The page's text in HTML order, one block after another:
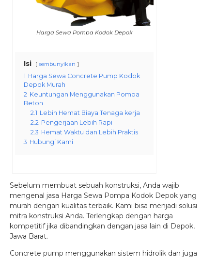
Harga Sewa Pompa Kodok Depok
Isi sembunyikan
1 Harga Sewa Concrete Pump Kodok
Depok Murah
2 Keuntungan Menggunakan Pompa
Beton
2.1 Lebih Hemat Biaya Tenaga kerja
2.2 Pengerjaan Lebih Rapi
2.3 Hemat Waktu dan Lebih Praktis
3 Hubungi Kami
Sebelum membuat sebuah konstruksi, Anda wajib
mengenal jasa Harga Sewa Pompa Kodok Depok yang
murah dengan kualitas terbaik. Kami bisa menjadi solusi
mitra konstruksi Anda. Terlengkap dengan harga
kompetitif jika dibandingkan dengan jasa lain di Depok,
Jawa Barat.
Concrete pump menggunakan sistem hidrolik dan juga